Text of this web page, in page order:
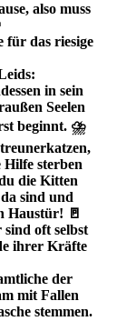
also muss
für das riesige
in sein
Seelen
beginnt. ⛈️
Hilfe sterben
die Kitten
sind und
Haustür! 🚪
oft selbst
ihrer Kräfte
der
mit Fallen
stemmen.